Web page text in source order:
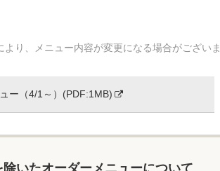
り、メニュー内容が変更になる場合がございま
ー（4/1～）(PDF:1MB)